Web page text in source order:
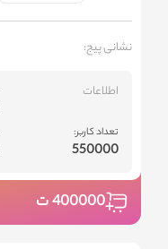
نشانی پیج:
اطلاعات
تعداد کاربر:
550000
400000ت